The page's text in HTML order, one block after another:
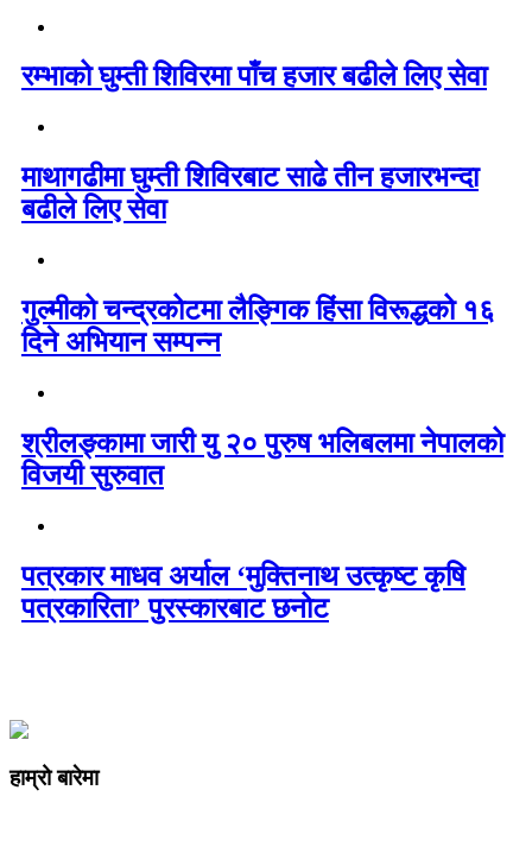
रम्भाको घुम्ती शिविरमा पाँच हजार बढीले लिए सेवा
माथागढीमा घुम्ती शिविरबाट साढे तीन हजारभन्दा
बढीले लिए सेवा
गुल्मीको चन्द्रकोटमा लैङ्गिक हिंसा विरूद्धको १६
दिने अभियान सम्पन्न
श्रीलङ्कामा जारी यु २० पुरुष भलिबलमा नेपालको
विजयी सुरुवात
पत्रकार माधव अर्याल ‘मुक्तिनाथ उत्कृष्ट कृषि
पत्रकारिता’ पुरस्कारबाट छनोट
हाम्रो बारेमा